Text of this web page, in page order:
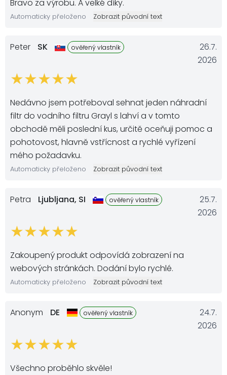
Bravo za výrobu. A velké díky.
Automaticky přeloženo Zobrazit původní text
Peter SK ověřený vlastník
26.7.
2026
Nedávno jsem potřeboval sehnat jeden náhradní
filtr do vodního filtru Grayl s lahví a v tomto
obchodě měli poslední kus, určitě oceňuji pomoc a
pohotovost, hlavně vstřícnost a rychlé vyřízení
mého požadavku.
Automaticky přeloženo Zobrazit původní text
Petra Ljubljana, SI ověřený vlastník
25.7.
2026
Zakoupený produkt odpovídá zobrazení na
webových stránkách. Dodání bylo rychlé.
Automaticky přeloženo Zobrazit původní text
Anonym DE ověřený vlastník
24.7.
2026
Všechno proběhlo skvěle!